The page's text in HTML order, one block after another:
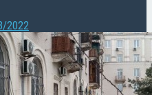
2022